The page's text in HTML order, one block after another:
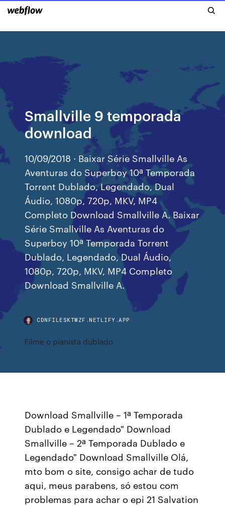
Smallville 9 temporada
download
10/09/2018 · Baixar Série Smallville As
Aventuras do Superboy 10ª Temporada
Torrent Dublado, Legendado, Dual
Áudio, 1080p, 720p, MKV, MP4
Completo Download Smallville A. Baixar
Série Smallville As Aventuras do
Superboy 10ª Temporada Torrent
Dublado, Legendado, Dual Áudio,
1080p, 720p, MKV, MP4 Completo
Download Smallville A.
CDNFILESKTWZF.NETLIFY.APP
Filme o pianista dublado
Download Smallville – 1ª Temporada
Dublado e Legendado" Download
Smallville – 2ª Temporada Dublado e
Legendado" Download Smallville Olá,
mto bom o site, consigo achar de tudo
aqui, meus parabens, só estou com
problemas para achar o epi 21 Salvation